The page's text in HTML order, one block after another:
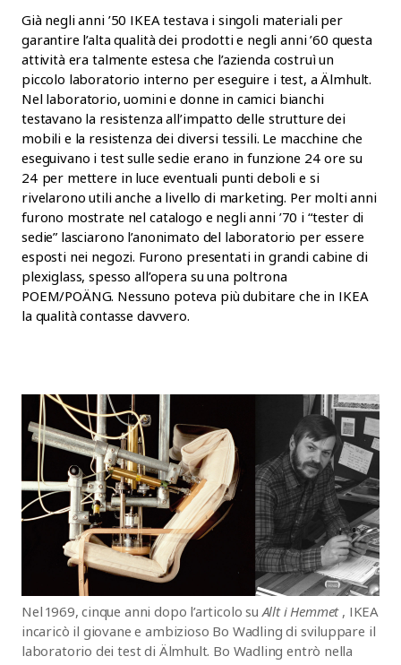
Già negli anni ’50 IKEA testava i singoli materiali per
garantire l’alta qualità dei prodotti e negli anni ’60 questa
attività era talmente estesa che l’azienda costruì un
piccolo laboratorio interno per eseguire i test, a Älmhult.
Nel laboratorio, uomini e donne in camici bianchi
testavano la resistenza all’impatto delle strutture dei
mobili e la resistenza dei diversi tessili. Le macchine che
eseguivano i test sulle sedie erano in funzione 24 ore su
24 per mettere in luce eventuali punti deboli e si
rivelarono utili anche a livello di marketing. Per molti anni
furono mostrate nel catalogo e negli anni ’70 i “tester di
sedie” lasciarono l’anonimato del laboratorio per essere
esposti nei negozi. Furono presentati in grandi cabine di
plexiglass, spesso all’opera su una poltrona
POEM/POÄNG. Nessuno poteva più dubitare che in IKEA
la qualità contasse davvero.
Nel 1969, cinque anni dopo l’articolo su Allt i Hemmet, IKEA
incaricò il giovane e ambizioso Bo Wadling di sviluppare il
laboratorio dei test di Älmhult. Bo Wadling entrò nella